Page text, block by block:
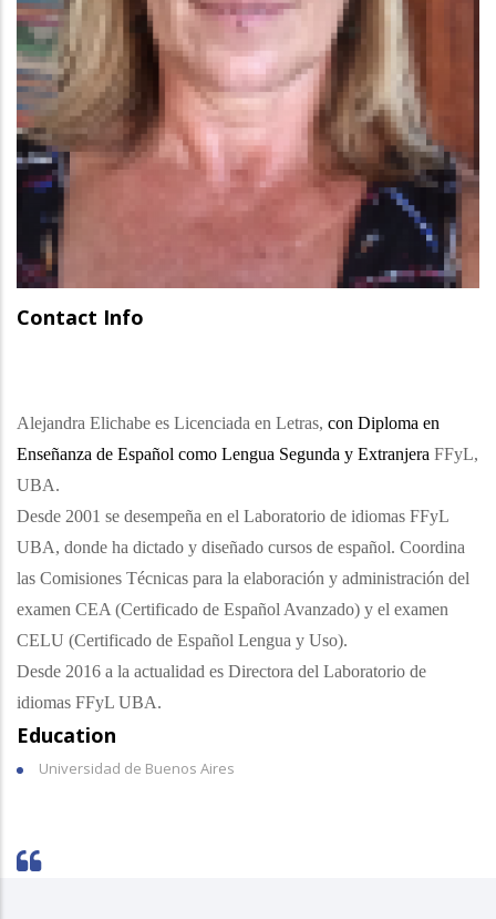
Contact Info
Alejandra Elichabe es Licenciada en Letras, con Diploma en
Enseñanza de Español como Lengua Segunda y Extranjera FFyL,
UBA.
Desde 2001 se desempeña en el Laboratorio de idiomas FFyL
UBA, donde ha dictado y diseñado cursos de español. Coordina
las Comisiones Técnicas para la elaboración y administración del
examen CEA (Certificado de Español Avanzado) y el examen
CELU (Certificado de Español Lengua y Uso).
Desde 2016 a la actualidad es Directora del Laboratorio de
idiomas FFyL UBA.
Education
Universidad de Buenos Aires